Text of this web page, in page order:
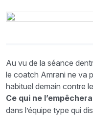
Au vu de la séance
le coatch Amrani ne va
habituel demain contre
Ce qui ne
dans l’équipe type qui